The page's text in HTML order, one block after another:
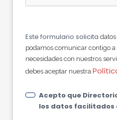
Este formulario solicita
podamos comunicar contigo
necesidades con nuestros
debes aceptar nuestra
Acepto que
los datos facilitados